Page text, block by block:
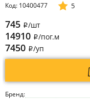
Бренд:
Код: 10400477 5
745 i/шт
14910 i/пог.м
7450 i/уп